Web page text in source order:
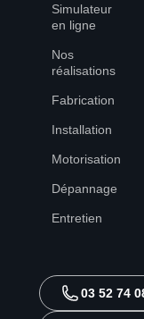
Simulateur
en ligne
Nos
réalisations
Fabrication
Installation
Motorisation
Dépannage
Entretien
03 52 74